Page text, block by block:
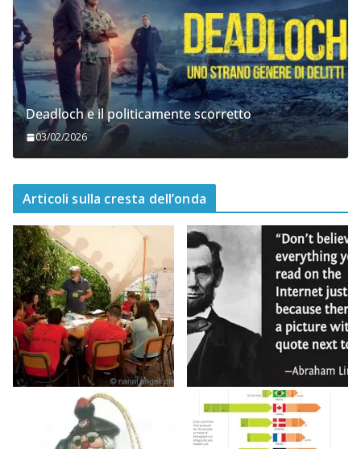
Deadloch e il politicamente scorretto
03/02/2026
Articoli sulla cresta dell’onda